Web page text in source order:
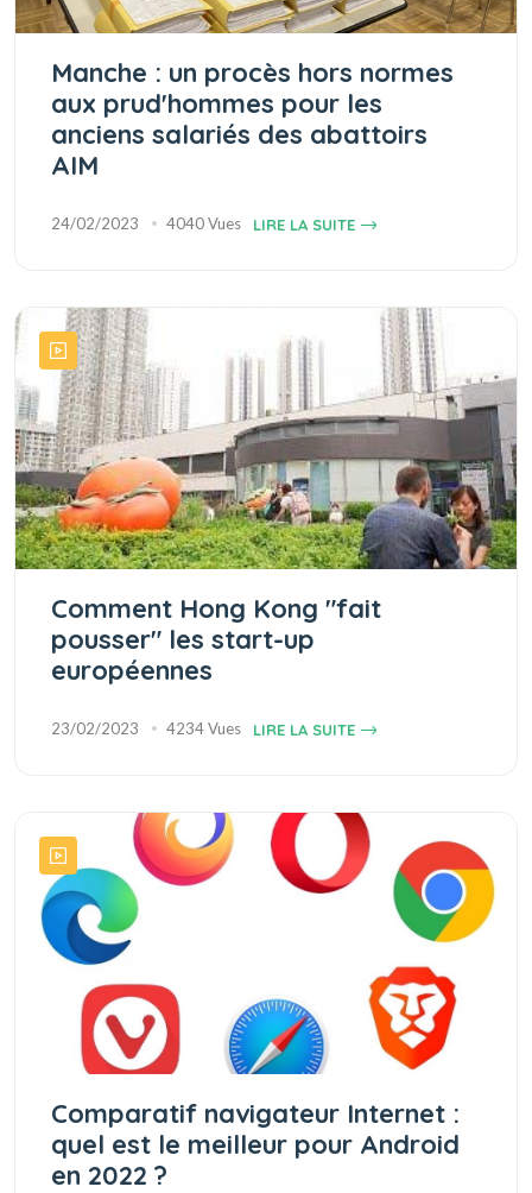
Manche : un procès hors normes
aux prud'hommes pour les
anciens salariés des abattoirs
AIM
24/02/2023 4040 Vues LIRE LA SUITE
Comment Hong Kong "fait
pousser" les start-up
européennes
23/02/2023 4234 Vues LIRE LA SUITE
Comparatif navigateur Internet :
quel est le meilleur pour Android
en 2022 ?